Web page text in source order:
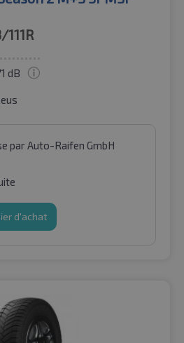
111R
dB
par Auto-Raifen GmbH
d'achat